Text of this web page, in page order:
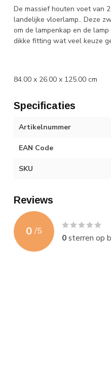
De massief houten voet van
landelijke vloerlamp.. Deze
om de lampenkap en de
dikke fitting wat veel keuze
84.00 x 26.00 x 125.00 cm
Specificaties
Artikelnummer
EAN Code
SKU
Reviews
0 /5
0sterren op